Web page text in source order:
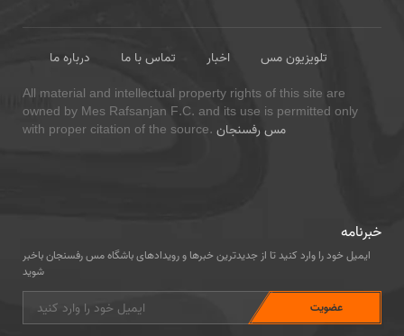
درباره ما تماس با ما اخبار
تلویزیون مس
All material and intellectual property rights of this site are
owned by Mes Rafsanjan F.C. and its use is permitted only
with proper citation of the source. مس رفسنجان
خبرنامه
ایمیل خود را وارد کنید تا از جدیدترین خبرها و رویدادهای باشگاه مس رفسنجان باخبر
شوید